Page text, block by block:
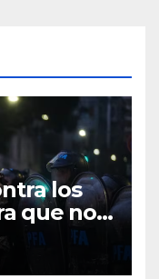
los
que no